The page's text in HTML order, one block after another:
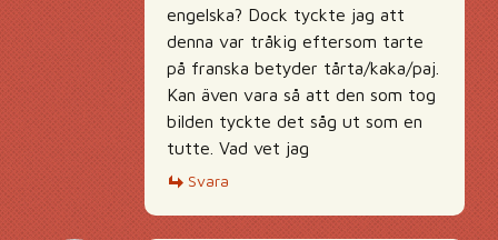
engelska? Dock tyckte jag att
denna var tråkig eftersom tarte
på franska betyder tårta/kaka/paj.
Kan även vara så att den som tog
bilden tyckte det såg ut som en
tutte. Vad vet jag
Svara